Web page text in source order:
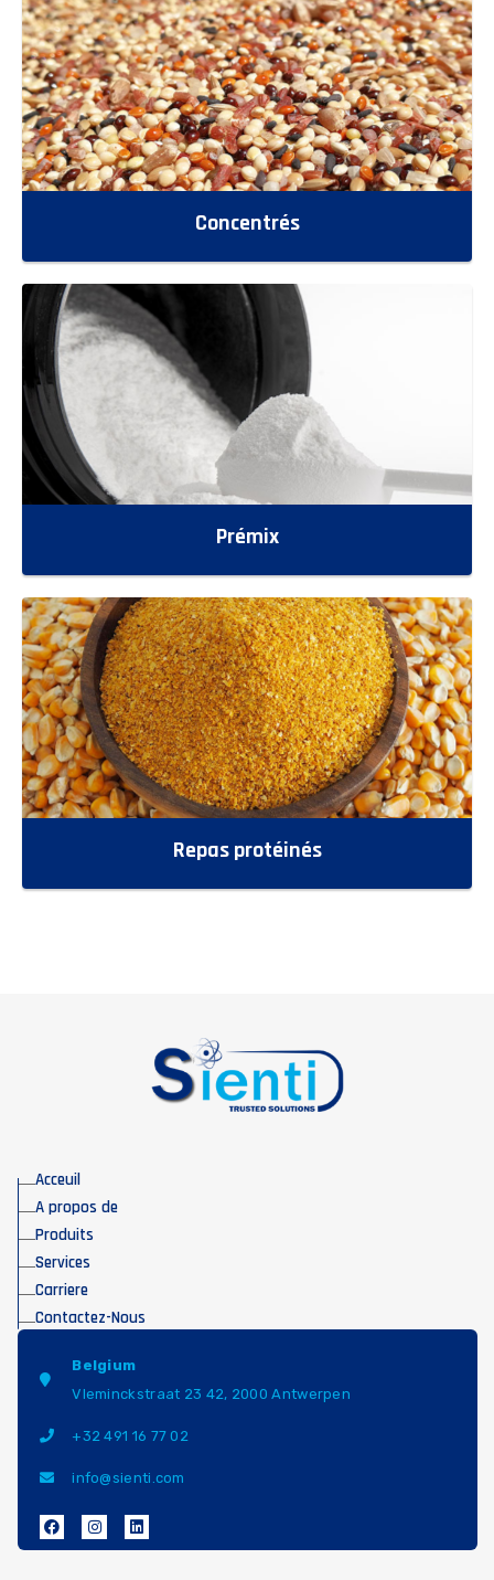
Concentrés
Prémix
Repas protéinés
Acceuil
A propos de
Produits
Services
Carriere
Contactez-Nous
Belgium
Vleminckstraat 23 42, 2000 Antwerpen
+32 491 16 77 02
info@sienti.com
F
a
c
I
n
s
L
i
n